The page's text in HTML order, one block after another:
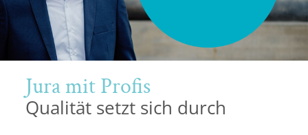
Jura mit Profis
Qualität setzt sich durch
Saarbrücken
Trier
Tübingen